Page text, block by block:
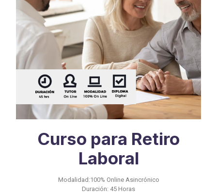
Curso para Retiro
Laboral
Modalidad:100% Online Asincrónico
Duración: 45 Horas